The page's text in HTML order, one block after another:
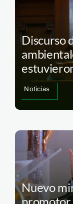
Discurso
Noticias
Nuevo
promotor